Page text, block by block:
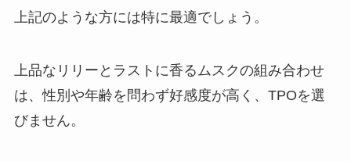
上記のような方には特に最適でしょう。
上品なリリーとラストに香るムスクの組み合わせ
は、性別や年齢を問わず好感度が高く、TPOを選
びません。